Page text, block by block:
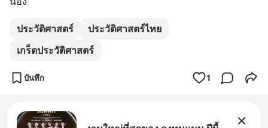
ประวัติศาสตร์
ประวัติศาสตร์ไทย
เกร็ดประวัติศาสตร์
บันทึก 1